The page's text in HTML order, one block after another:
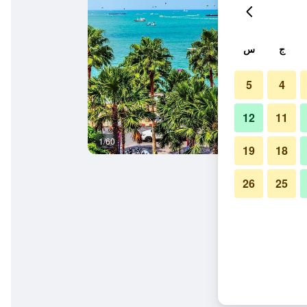
1/60
ج س
4
5
11
12
18
19
25
26